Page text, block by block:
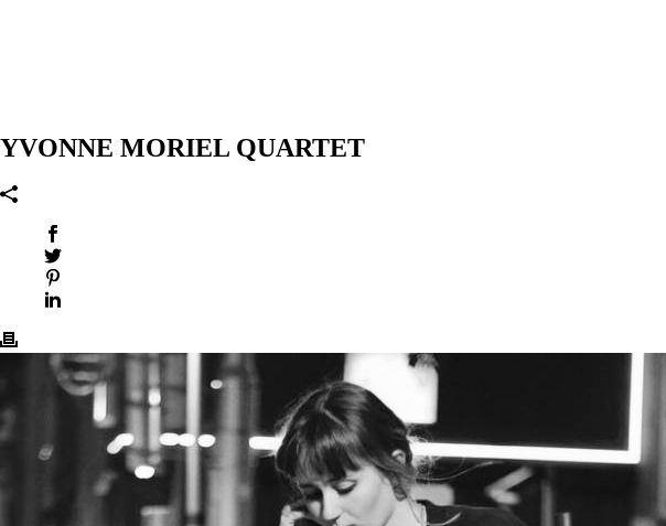
YVONNE MORIEL QUARTET